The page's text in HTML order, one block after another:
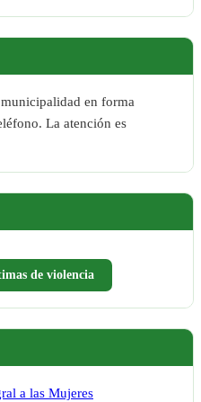
en forma
La atención es
de violencia
a las Mujeres